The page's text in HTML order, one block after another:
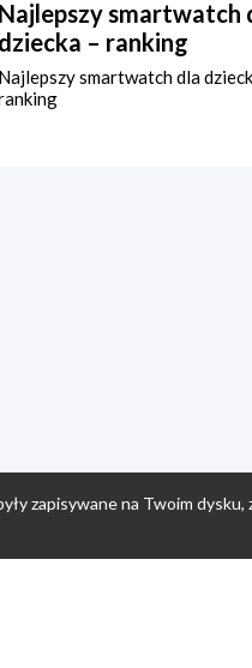
Najlepszy smartwatch
dziecka – ranking
Najlepszy smartwatch dla
zapisywane na Twoim